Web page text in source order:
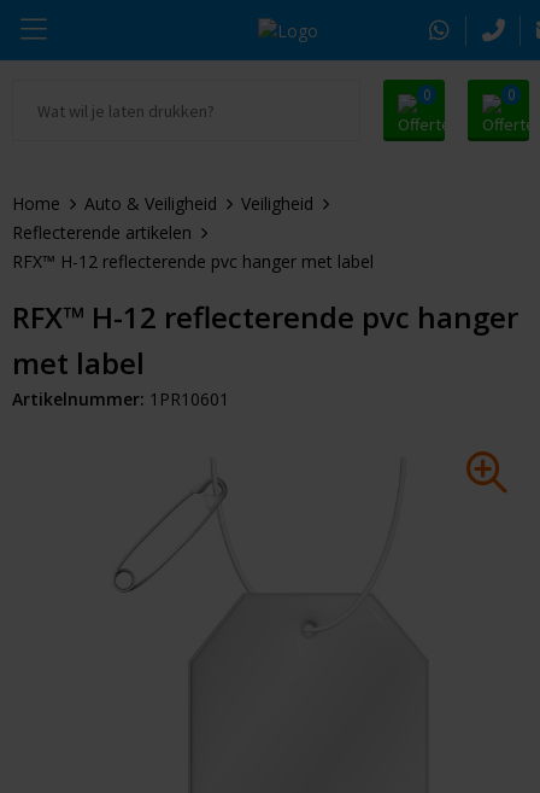
0 0
Drinkwaren
Kleding & Textiel
Tassen & Reizen
Elektronica & Gadgets
Sleutelhangers & Tools
Huis & Lifestyle
Alle promosnoepje
Zomer
Pasen
Kerst
Eindejaarsgeschenken
Thule
Moleskine
Alle merken
Home Auto & Veiligheid
Veiligheid
Reflecterende artikelen
RFX™ H-12 reflecterende pvc hanger met label
RFX™ H-12 reflecterende pvc hanger
met label
Artikelnummer: 1PR10601